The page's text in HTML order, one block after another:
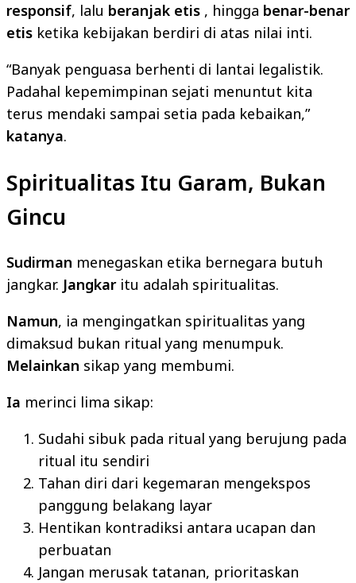
responsif, lalu beranjak etis , hingga benar-benar
etis ketika kebijakan berdiri di atas nilai inti.
“Banyak penguasa berhenti di lantai legalistik.
Padahal kepemimpinan sejati menuntut kita
terus mendaki sampai setia pada kebaikan,”
katanya.
Spiritualitas Itu Garam, Bukan
Gincu
Sudirman menegaskan etika bernegara butuh
jangkar. Jangkaritu adalah spiritualitas.
Namun, ia mengingatkan spiritualitas yang
dimaksud bukan ritual yang menumpuk.
Melainkan sikap yang membumi.
Ia merinci lima sikap:
Sudahi sibuk pada ritual yang berujung pada
ritual itu sendiri
Tahan diri dari kegemaran mengekspos
panggung belakang layar
Hentikan kontradiksi antara ucapan dan
perbuatan
Jangan merusak tatanan, prioritaskan